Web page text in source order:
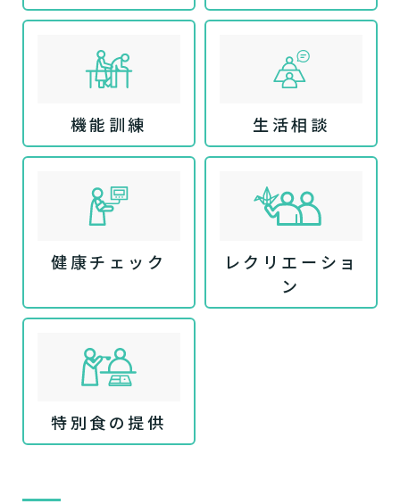
機能訓練 生活相談
健康チェック
レクリエーショ
ン
特別食の提供